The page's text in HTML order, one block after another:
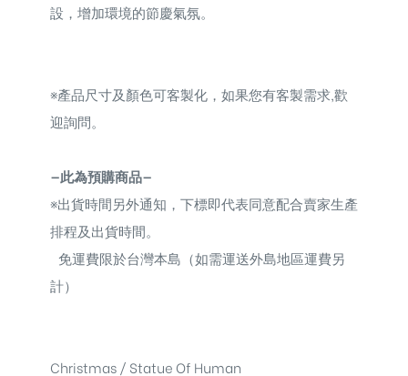
設，增加環境的節慶氣氛。
※產品尺寸及顏色可客製化，如果您有客製需求,歡
迎詢問。
—此為預購商品—
※出貨時間另外通知，下標即代表同意配合賣家生產
排程及出貨時間。
免運費限於台灣本島（如需運送外島地區運費另
計）
Christmas / Statue Of Human